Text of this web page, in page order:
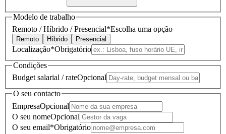
Modelo de trabalho
Remoto / Híbrido / Presencial*Escolha uma opção
Remoto Híbrido Presencial
Localização*Obrigatório
Condições
Budget salarial / rateOpcional
O seu contacto
EmpresaOpcional
O seu nomeOpcional
O seu email*Obrigatório